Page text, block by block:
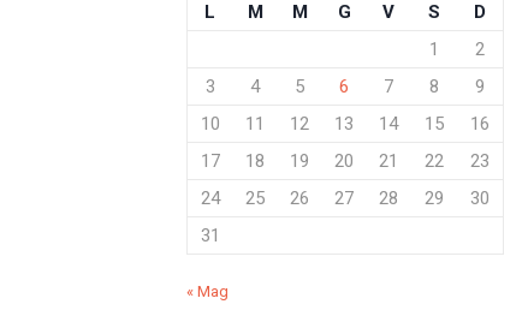
L M M G V S
D
1
2
3
4 5 6 7 8
9
10
11 12 13 14 15
16
17
18 19 20 21 22
23
24
25 26 27 28 29
30
31
« Mag